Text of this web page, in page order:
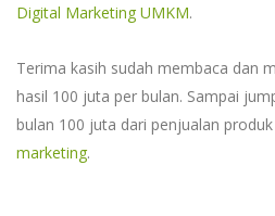
Digital Marketing UMKM.
Terima kasih sudah membaca dan
hasil 100 juta per bulan. Sampai
bulan 100 juta dari penjualan
marketing.